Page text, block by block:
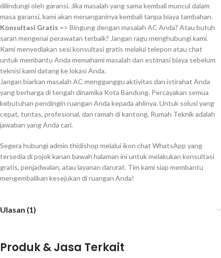
dilindungi oleh garansi. Jika masalah yang sama kembali muncul dalam
masa garansi, kami akan menanganinya kembali tanpa biaya tambahan.
Konsultasi Gratis => Bingung dengan masalah AC Anda? Atau butuh
saran mengenai perawatan terbaik? Jangan ragu menghubungi kami.
Kami menyediakan sesi konsultasi gratis melalui telepon atau chat
untuk membantu Anda memahami masalah dan estimasi biaya sebelum
teknisi kami datang ke lokasi Anda.
Jangan biarkan masalah AC mengganggu aktivitas dan istirahat Anda
yang berharga di tengah dinamika Kota Bandung. Percayakan semua
kebutuhan pendingin ruangan Anda kepada ahlinya. Untuk solusi yang
cepat, tuntas, profesional, dan ramah di kantong, Rumah Teknik adalah
jawaban yang Anda cari.
Segera hubungi admin thidishop melalui ikon chat WhatsApp yang
tersedia di pojok kanan bawah halaman ini untuk melakukan konsultasi
gratis, penjadwalan, atau layanan darurat. Tim kami siap membantu
mengembalikan kesejukan di ruangan Anda!
Ulasan (1)
Produk & Jasa Terkait